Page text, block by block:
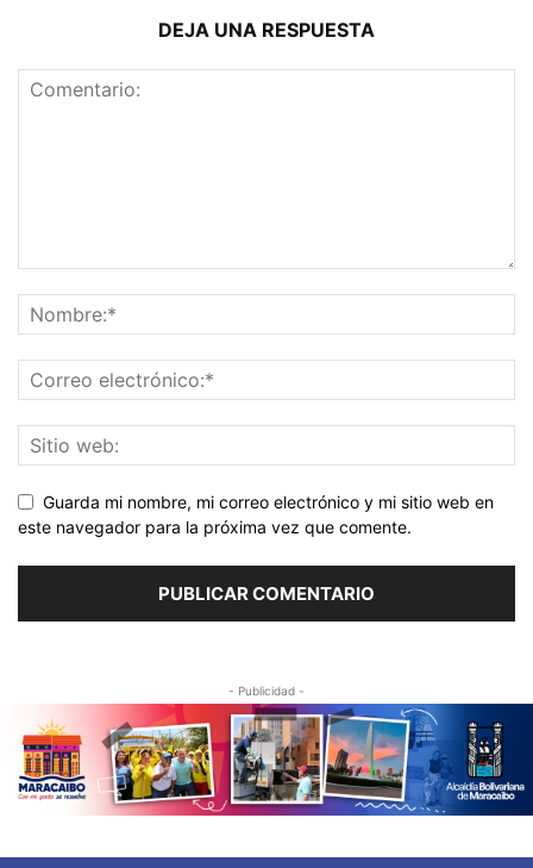
DEJA UNA RESPUESTA
Guarda mi nombre, mi correo electrónico y mi sitio web en
este navegador para la próxima vez que comente.
- Publicidad -